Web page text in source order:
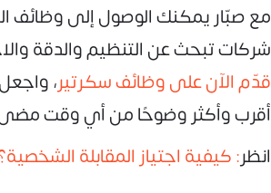
مع صبّار يمكنك الوصول إلى وظائف
شركات تبحث عن التنظيم والدقة
قدّم الآن على وظائف سكرتير،
أقرب وأكثر وضوحًا من أي وقت
انظر: كيفية اجتياز المقابلة